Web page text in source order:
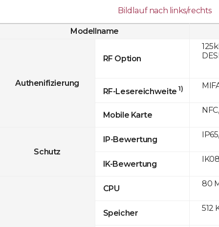
Bildlauf nach links/rechts
Modellname
Authenifizierung
RF Option
RF-Lesereichweite 1)
Mobile Karte
Schutz
IP-Bewertung
IK-Bewertung
CPU
Speicher
80
512